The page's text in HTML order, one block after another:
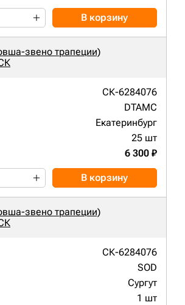
В корзину
звено трапеции)
СК-6284076
DTAMC
Екатеринбург
25 шт
6 300 ₽
В корзину
звено трапеции)
СК-6284076
SOD
Сургут
1 шт